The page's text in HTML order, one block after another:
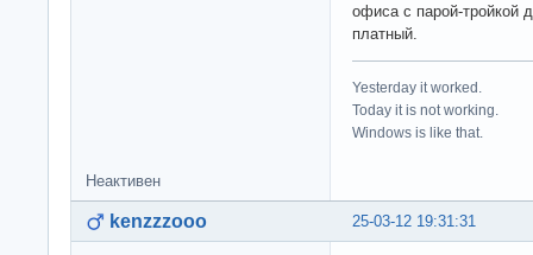
офиса с парой-тройкой
платный.
Yesterday it worked.
Today it is not working.
Windows is like that.
Неактивен
25-03-12 19:31:31
kenzzzooo